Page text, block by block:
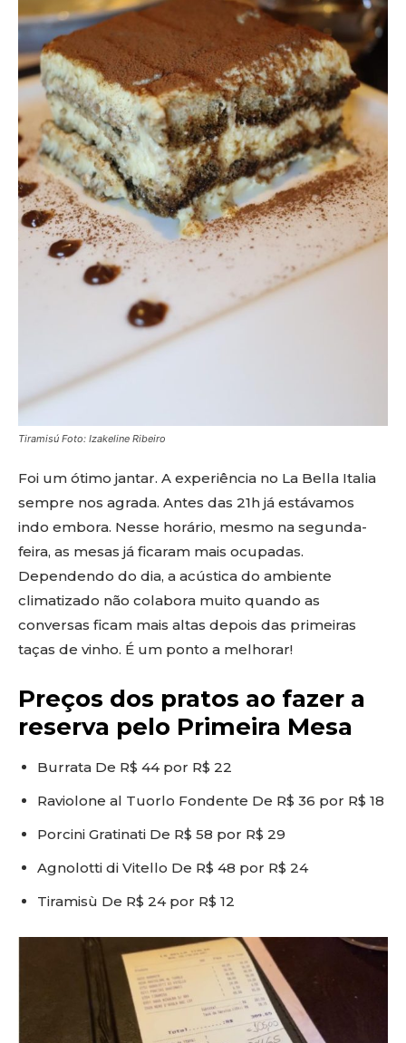
Tiramisú Foto: Izakeline Ribeiro
Foi um ótimo jantar. A experiência no La Bella Italia
sempre nos agrada. Antes das 21h já estávamos
indo embora. Nesse horário, mesmo na segunda-
feira, as mesas já ficaram mais ocupadas.
Dependendo do dia, a acústica do ambiente
climatizado não colabora muito quando as
conversas ficam mais altas depois das primeiras
taças de vinho. É um ponto a melhorar!
Preços dos pratos ao fazer a
reserva pelo Primeira Mesa
Burrata De R$ 44 por R$ 22
Raviolone al Tuorlo Fondente De R$ 36 por R$ 18
Porcini Gratinati De R$ 58 por R$ 29
Agnolotti di Vitello De R$ 48 por R$ 24
Tiramisù De R$ 24 por R$ 12